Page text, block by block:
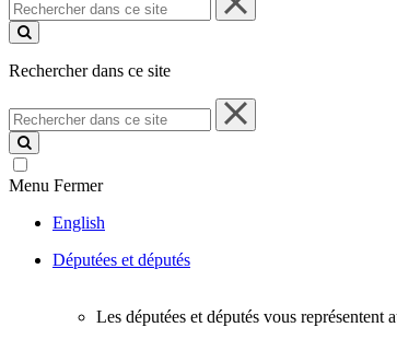
dans
ce
Rechercher dans ce site
Rechercher
dans
ce
site
Menu Fermer
English
Députées et députés
Les députées et députés vous